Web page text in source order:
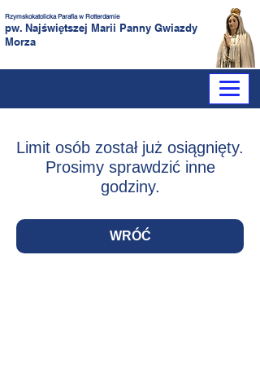
Rzymskokatolicka Parafiaw Rotterdamie
pw. Najświętszej Marii Panny Gwiazdy
Morza
Limit osób został już osiągnięty.
Prosimy sprawdzić inne
godziny.
WRÓĆ